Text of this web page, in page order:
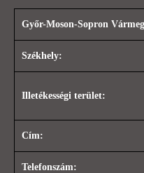
Győr-Moson-Sopron
Székhely:
Illetékességi terület:
Cím:
Telefonszám: